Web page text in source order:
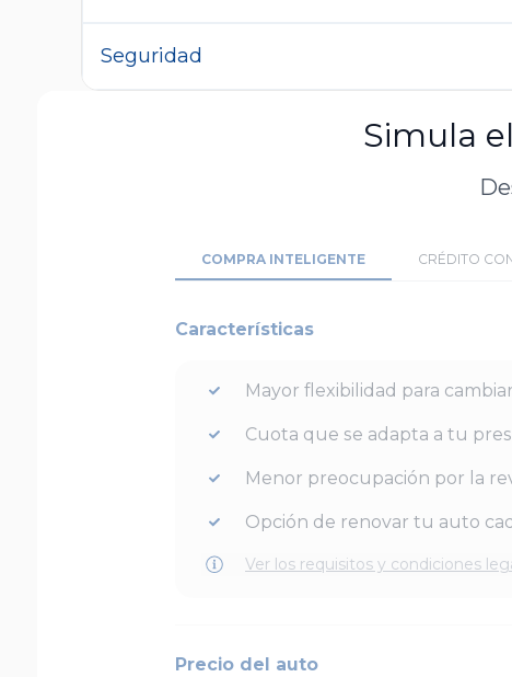
Seguridad
Simula
COMPRA INTELIGENTE CRÉDITO
Características
Mayor flexibilidad para
Cuota que se adapta a tu
Menor preocupación por la
Opción de renovar tu auto
Ver los requisitos y condiciones
Precio del auto